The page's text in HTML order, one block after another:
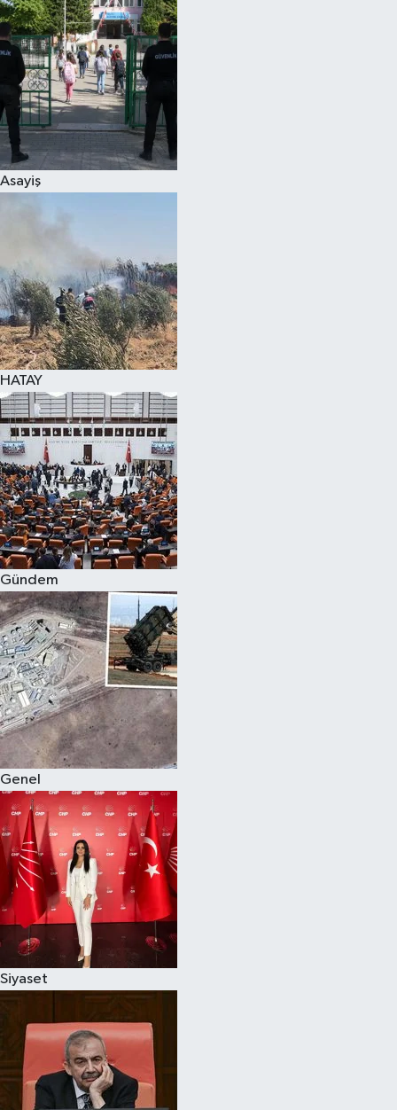
Asayiş
HATAY
Gündem
Genel
Siyaset
Spor
Teknoloji
Yaşam